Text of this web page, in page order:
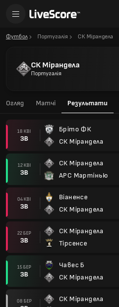
Футбол Португалія СК Мірандела
СК Мірандела
Португалія
Огляд Матчі Результати
18 КВІ
ЗВ
Бріто ФК
СК Мірандела
12 КВІ
ЗВ
СК Мірандела
АРС Мартінью
04 КВІ
ЗВ
Віаненсе
СК Мірандела
22 БЕР
ЗВ
СК Мірандела
Тірсенсе
15 БЕР
ЗВ
Чавес Б
СК Мірандела
08 БЕР
СК Мірандела